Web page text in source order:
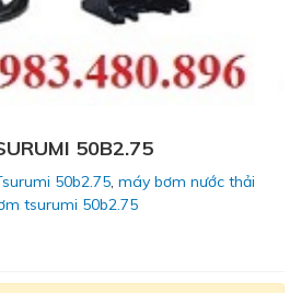
50B2.75
50b2.75, máy bơm nước thải
tsurumi 50b2.75